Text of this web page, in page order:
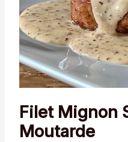
Filet Mignon
Moutarde